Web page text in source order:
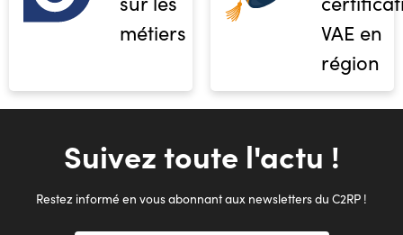
métiers
VAE en
région
Suivez toute l'actu !
Restez informé en vous abonnant aux newsletters du C2RP !